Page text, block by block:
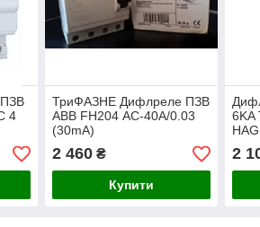
4
ТриФАЗНЕ Дифлреле ПЗВ
ABB FH204 АС-40A/0.03
(30mA)
2 460₴
Купити
2